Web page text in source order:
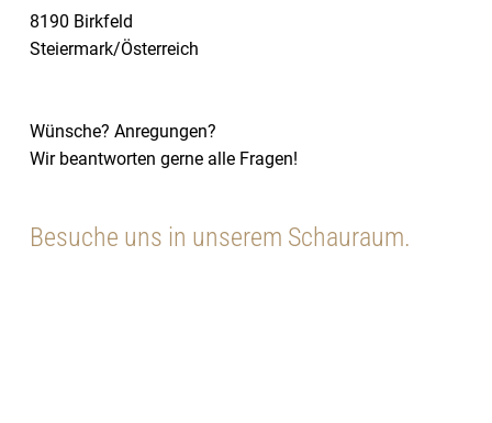
8190 Birkfeld
Steiermark/Österreich
Wünsche? Anregungen?
Wir beantworten gerne alle Fragen!
Besuche uns in unserem Schauraum.